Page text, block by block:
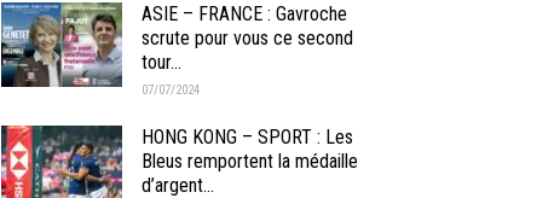
ASIE – FRANCE : Gavroche
scrute pour vous ce second
tour...
07/07/2024
HONG KONG – SPORT : Les
Bleus remportent la médaille
d’argent...